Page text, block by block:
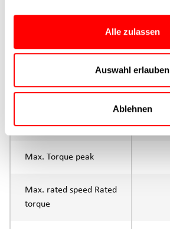
Alle zulassen
Auswahl erlauben
Ablehnen
Max. feed force Fx tip
continuous operation
Max. Torque peak
Max. rated speed Rated
torque